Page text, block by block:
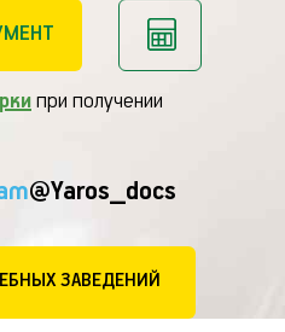
при получении
@Yaros_docs
ЗАВЕДЕНИЙ